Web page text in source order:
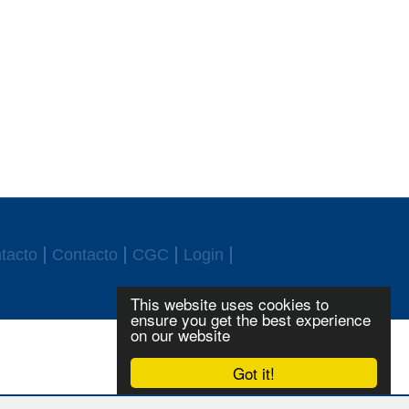
Got it!
This website uses cookies to
ensure you get the best experience
on our website
Contacto CGC Login